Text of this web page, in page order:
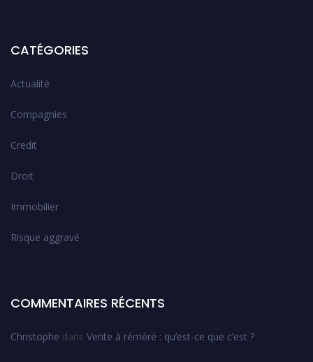
CATÉGORIES
Actualité
Compagnies
Credit
Droit
Immobilier
Risque aggravé
COMMENTAIRES RÉCENTS
Christophe dans Vente à réméré : qu’est-ce que c’est ?